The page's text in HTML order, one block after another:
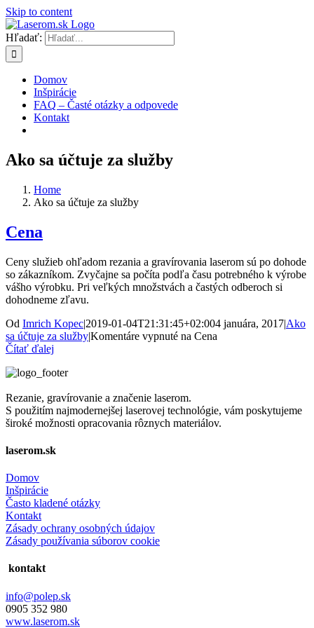
Skip to content
Hľadať:
Domov
Inšpirácie
FAQ – Časté otázky a odpovede
Kontakt
Ako sa účtuje za služby
Home
Ako sa účtuje za služby
Cena
Ceny služieb ohľadom rezania a gravírovania laserom sú po dohode
so zákazníkom. Zvyčajne sa počíta podľa času potrebného k výrobe
vášho výrobku. Pri veľkých množstvách a častých odberoch si
dohodneme zľavu.
Od Imrich Kopec|2019-01-04T21:31:45+02:004 januára, 2017|Ako
sa účtuje za služby|Komentáre vypnuté na Cena
Čítať ďalej
Rezanie, gravírovanie a značenie laserom.
S použitím najmodernejšej laserovej technológie, vám poskytujeme
široké možnosti opracovania rôznych materiálov.
laserom.sk
Domov
Inšpirácie
Často kladené otázky
Kontakt
Zásady ochrany osobných údajov
Zásady používania súborov cookie
kontakt
info@polep.sk
0905 352 980
www.laserom.sk